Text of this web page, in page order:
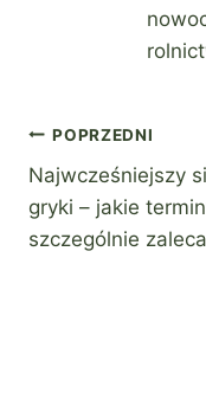
Nawigacja
wpisu
POPRZEDNI
Najwcześniejszy
gryki – jakie
szczególnie